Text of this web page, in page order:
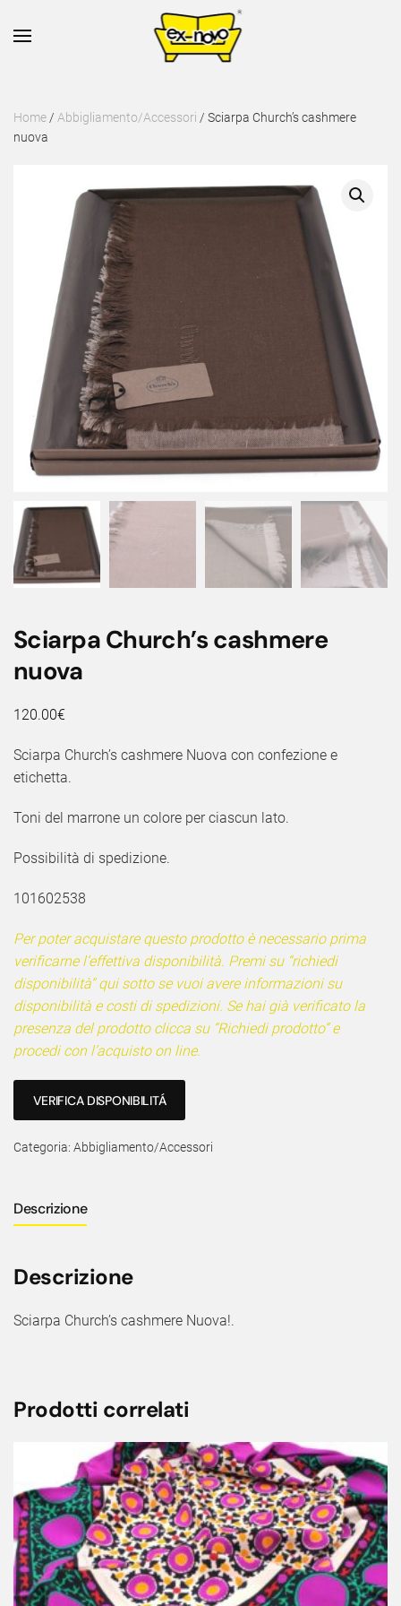
Skip to main content
Home / Abbigliamento/Accessori / Sciarpa Church’s cashmere
nuova
Sciarpa Church’s cashmere
nuova
120.00€
Sciarpa Church’s cashmere Nuova con confezione e
etichetta.
Toni del marrone un colore per ciascun lato.
Possibilità di spedizione.
101602538
Per poter acquistare questo prodotto è necessario prima
verificarne l’effettiva disponibilità. Premi su “richiedi
disponibilità” qui sotto se vuoi avere informazioni su
disponibilità e costi di spedizioni. Se hai già verificato la
presenza del prodotto clicca su “Richiedi prodotto” e
procedi con l’acquisto on line.
VERIFICA DISPONIBILITÁ
Categoria: Abbigliamento/Accessori
Descrizione
Descrizione
Sciarpa Church’s cashmere Nuova!.
Prodotti correlati